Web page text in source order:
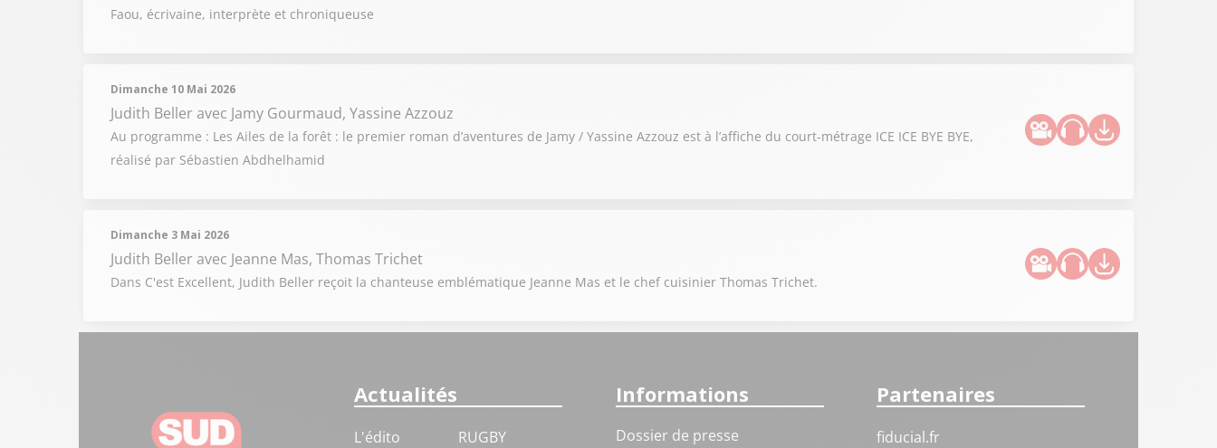
Faou, écrivaine, interprète et chroniqueuse
Dimanche 10 Mai 2026
Judith Beller avec Jamy Gourmaud, Yassine Azzouz
Au programme : Les Ailes de la forêt : le premier roman d’aventures de Jamy / Yassine Azzouz est à l’affiche du court-métrage ICE ICE BYE BYE,
réalisé par Sébastien Abdhelhamid
Dimanche 3 Mai 2026
Judith Beller avec Jeanne Mas, Thomas Trichet
Dans C'est Excellent, Judith Beller reçoit la chanteuse emblématique Jeanne Mas et le chef cuisinier Thomas Trichet.
Actualités
L'édito
RUGBY
Informations
Dossier de presse
Partenaires
fiducial.fr